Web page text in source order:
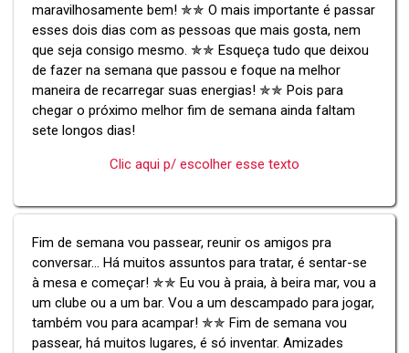
maravilhosamente bem! ✯✯ O mais importante é passar
esses dois dias com as pessoas que mais gosta, nem
que seja consigo mesmo. ✯✯ Esqueça tudo que deixou
de fazer na semana que passou e foque na melhor
maneira de recarregar suas energias! ✯✯ Pois para
chegar o próximo melhor fim de semana ainda faltam
sete longos dias!
Clic aqui p/ escolher esse texto
Fim de semana vou passear, reunir os amigos pra
conversar... Há muitos assuntos para tratar, é sentar-se
à mesa e começar! ✯✯ Eu vou à praia, à beira mar, vou a
um clube ou a um bar. Vou a um descampado para jogar,
também vou para acampar! ✯✯ Fim de semana vou
passear, há muitos lugares, é só inventar. Amizades